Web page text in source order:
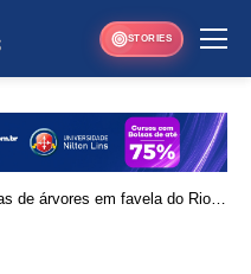
STORIES
de árvores em favela do Rio